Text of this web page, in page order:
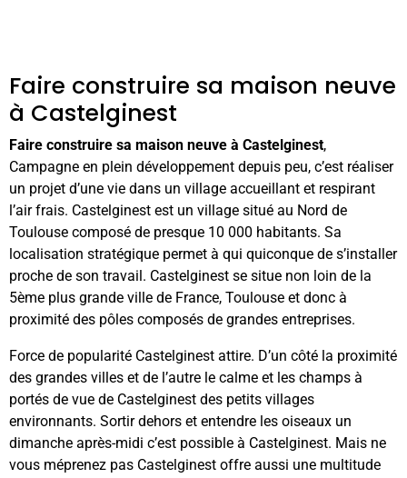
Faire construire sa maison neuve
à Castelginest
Faire construire sa maison neuve à Castelginest,
Campagne en plein développement depuis peu, c’est réaliser
un projet d’une vie dans un village accueillant et respirant
l’air frais. Castelginest est un village situé au Nord de
Toulouse composé de presque 10 000 habitants. Sa
localisation stratégique permet à qui quiconque de s’installer
proche de son travail. Castelginest se situe non loin de la
5ème plus grande ville de France, Toulouse et donc à
proximité des pôles composés de grandes entreprises.
Force de popularité Castelginest attire. D’un côté la proximité
des grandes villes et de l’autre le calme et les champs à
portés de vue de Castelginest des petits villages
environnants. Sortir dehors et entendre les oiseaux un
dimanche après-midi c’est possible à Castelginest. Mais ne
vous méprenez pas Castelginest offre aussi une multitude